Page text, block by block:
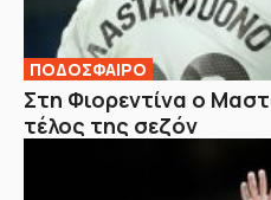
ΠΟΔΟΣΦΑΙΡΟ
Στη Φιορεντίνα ο
τέλος της σεζόν